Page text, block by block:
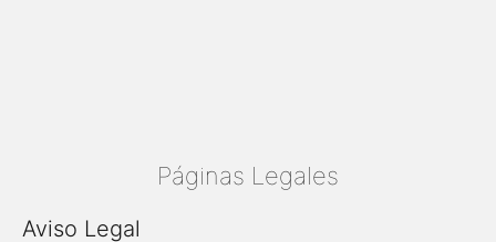
Páginas Legales
Aviso Legal